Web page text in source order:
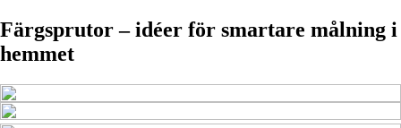
Färgsprutor – idéer för smartare målning i
hemmet